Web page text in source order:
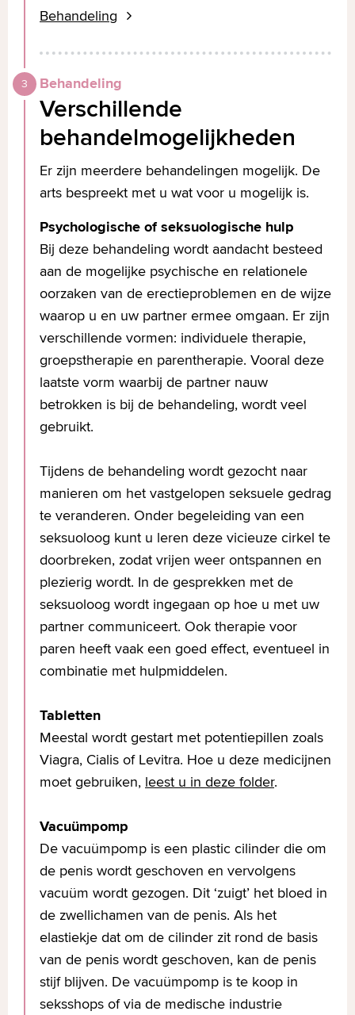
Behandeling
Behandeling
Verschillende
behandelmogelijkheden
Er zijn meerdere behandelingen mogelijk. De
arts bespreekt met u wat voor u mogelijk is.
Psychologische of seksuologische hulp
Bij deze behandeling wordt aandacht besteed
aan de mogelijke psychische en relationele
oorzaken van de erectieproblemen en de wijze
waarop u en uw partner ermee omgaan. Er zijn
verschillende vormen: individuele therapie,
groepstherapie en parentherapie. Vooral deze
laatste vorm waarbij de partner nauw
betrokken is bij de behandeling, wordt veel
gebruikt.
Tijdens de behandeling wordt gezocht naar
manieren om het vastgelopen seksuele gedrag
te veranderen. Onder begeleiding van een
seksuoloog kunt u leren deze vicieuze cirkel te
doorbreken, zodat vrijen weer ontspannen en
plezierig wordt. In de gesprekken met de
seksuoloog wordt ingegaan op hoe u met uw
partner communiceert. Ook therapie voor
paren heeft vaak een goed effect, eventueel in
combinatie met hulpmiddelen.
Tabletten
Meestal wordt gestart met potentiepillen zoals
Viagra, Cialis of Levitra. Hoe u deze medicijnen
moet gebruiken, leest u in deze folder.
Vacuümpomp
De vacuümpomp is een plastic cilinder die om
de penis wordt geschoven en vervolgens
vacuüm wordt gezogen. Dit ‘zuigt’ het bloed in
de zwellichamen van de penis. Als het
elastiekje dat om de cilinder zit rond de basis
van de penis wordt geschoven, kan de penis
stijf blijven. De vacuümpomp is te koop in
seksshops of via de medische industrie